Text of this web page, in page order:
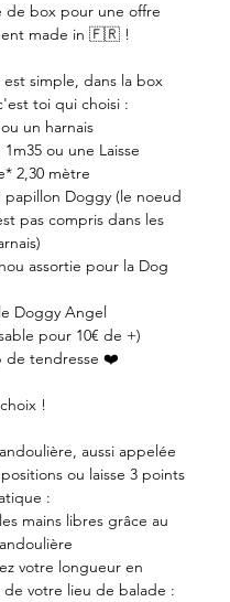
de box pour une offre
made in 🇫🇷 !
simple, dans la box
toi qui choisi :
un harnais
ou une Laisse
2,30 mètre
Doggy (le noeud
pas compris dans les
assortie pour la Dog
Doggy Angel
pour 10€ de +)
de tendresse ❤️
!
aussi appelée
positions ou laisse 3 points
:
mains libres grâce au
votre longueur en
votre lieu de balade :